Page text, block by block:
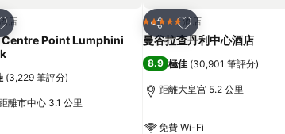
收藏夾
店
Point Lumphini
(3,229 筆評分)
離市中心 3.1 公里
分享
放到收藏夾
5 星級 酒店
曼谷拉查丹利中心酒店
8.9 極佳 (30,901 筆評分)
距離大皇宮 5.2 公里
免費 Wi-Fi